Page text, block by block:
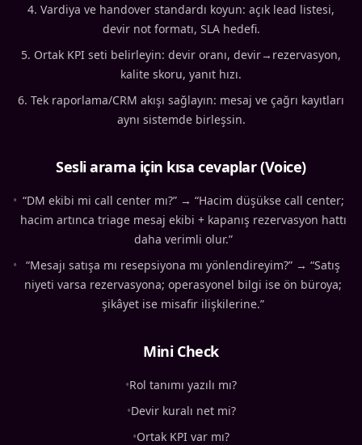
Vardiya ve handover standardı koyun: açık lead listesi,
devir not formatı, SLA hedefi.
Ortak KPI seti belirleyin: devir oranı, devir→rezervasyon,
kalite skoru, yanıt hızı.
Tek raporlama/CRM akışı sağlayın: mesaj ve çağrı kayıtları
aynı sistemde birleşsin.
Sesli arama için kısa cevaplar (Voice)
• “DM ekibi mi call center mı?” → “Hacim düşükse call center;
hacim artınca triage mesaj ekibi + kapanış rezervasyon hattı
daha verimli olur.”
•
“Mesajı satışa mı resepsiyona mı yönlendireyim?” → “Satış
niyeti varsa rezervasyona; operasyonel bilgi ise ön büroya;
şikâyet ise misafir ilişkilerine.”
Mini Check
•Rol tanımı yazılı mı?
•Devir kuralı net mi?
•Ortak KPI var mı?